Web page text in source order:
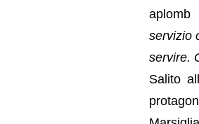
aplomb
servizio
servire.
Salito